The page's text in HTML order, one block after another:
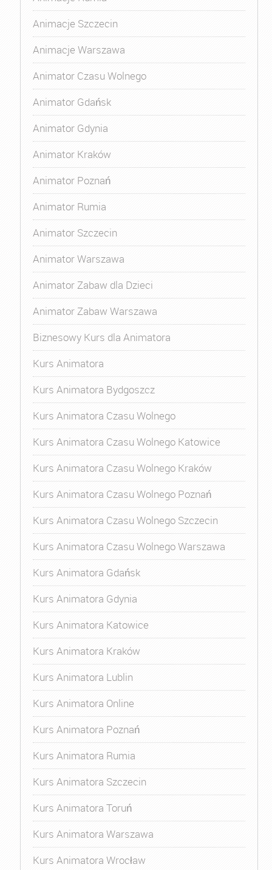
Animacje Szczecin
Animacje Warszawa
Animator Czasu Wolnego
Animator Gdańsk
Animator Gdynia
Animator Kraków
Animator Poznań
Animator Rumia
Animator Szczecin
Animator Warszawa
Animator Zabaw dla Dzieci
Animator Zabaw Warszawa
Biznesowy Kurs dla Animatora
Kurs Animatora
Kurs Animatora Bydgoszcz
Kurs Animatora Czasu Wolnego
Kurs Animatora Czasu Wolnego Katowice
Kurs Animatora Czasu Wolnego Kraków
Kurs Animatora Czasu Wolnego Poznań
Kurs Animatora Czasu Wolnego Szczecin
Kurs Animatora Czasu Wolnego Warszawa
Kurs Animatora Gdańsk
Kurs Animatora Gdynia
Kurs Animatora Katowice
Kurs Animatora Kraków
Kurs Animatora Lublin
Kurs Animatora Online
Kurs Animatora Poznań
Kurs Animatora Rumia
Kurs Animatora Szczecin
Kurs Animatora Toruń
Kurs Animatora Warszawa
Kurs Animatora Wrocław